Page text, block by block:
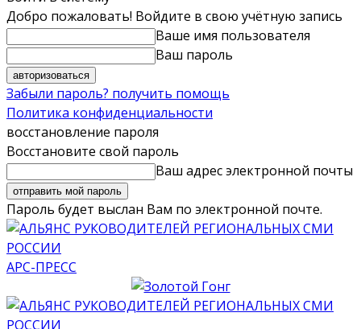
Добро пожаловать! Войдите в свою учётную запись
Ваше имя пользователя
Ваш пароль
Забыли пароль? получить помощь
Политика конфиденциальности
восстановление пароля
Восстановите свой пароль
Ваш адрес электронной почты
Пароль будет выслан Вам по электронной почте.
АРС-ПРЕСС